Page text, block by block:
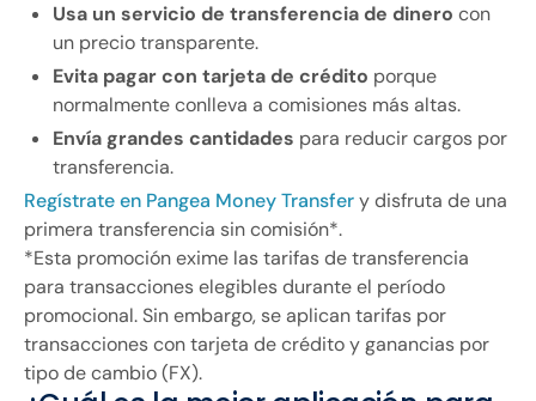
Usa un servicio de transferencia de dinero con
un precio transparente.
Evita pagar con tarjeta de crédito porque
normalmente conlleva a comisiones más altas.
Envía grandes cantidades para reducir cargos por
transferencia.
Regístrate en Pangea Money Transfery disfruta de una
primera transferencia sin comisión*.
*Esta promoción exime las tarifas de transferencia
para transacciones elegibles durante el período
promocional. Sin embargo, se aplican tarifas por
transacciones con tarjeta de crédito y ganancias por
tipo de cambio (FX).